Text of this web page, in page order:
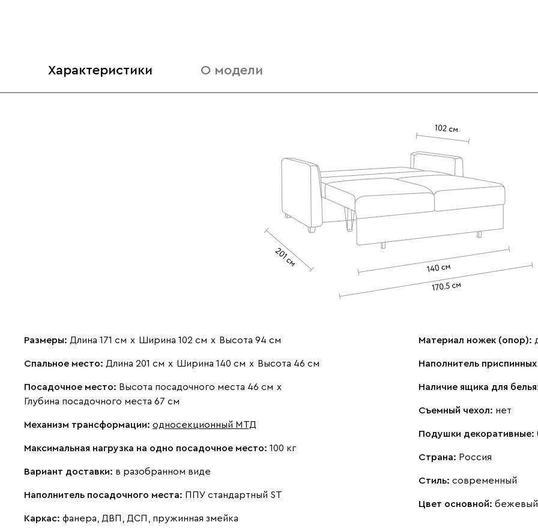
Характеристики О модели
Размеры: Длина 171 см х Ширина 102 см х Высота 94 см
Спальное место: Длина 201 см х Ширина 140 см х Высота 46 см
Посадочное место: Высота посадочного места 46 см х
Глубина посадочного места 67 см
Механизм трансформации: односекционный МТД
Максимальная нагрузка на одно посадочное место: 100 кг
Вариант доставки: в разобранном виде
Наполнитель посадочного места: ППУ стандартный ST
Каркас: фанера, ДВП, ДСП, пружинная змейка
Материал ножек (опор):
Наполнитель
Наличие ящика для
Съемный чехол: нет
Подушки декоративные:
Страна: Россия
Стиль: современный
Цвет основной: бежевый